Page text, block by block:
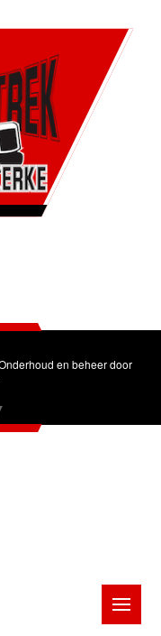
en beheer door